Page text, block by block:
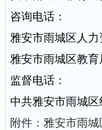
咨询电话：
雅安市雨城区人
雅安市雨城区教
监督电话：
中共雅安市雨城
附件：雅安市雨